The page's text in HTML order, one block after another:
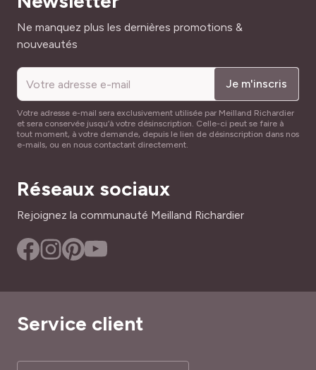
Adresse mail
Ne manquez plus les dernières promotions &
nouveautés
Je m'inscris
Votre adresse e-mail sera exclusivement utilisée par Meilland Richardier
et sera conservée jusqu’à votre désinscription. Celle-ci peut se faire à
tout moment, à votre demande, depuis le lien de désinscription dans nos
e-mails, ou en nous contactant directement.
Réseaux sociaux
Rejoignez la communauté Meilland Richardier
Service client